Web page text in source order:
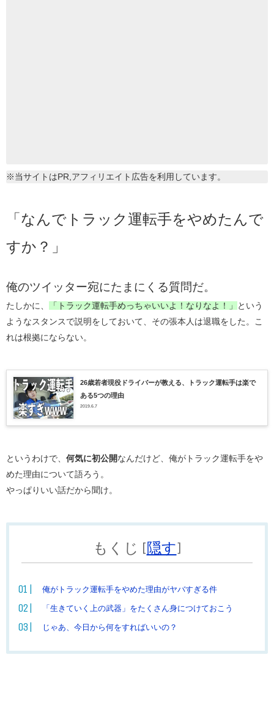
※当サイトはPR,アフィリエイト広告を利用しています。
「なんでトラック運転手をやめたんで
すか？」
俺のツイッター宛にたまにくる質問だ。
たしかに、 「トラック運転手めっちゃいいよ！なりなよ！」
という
ようなスタンスで説明をしておいて、その張本人は退職をした。こ
れは根拠にならない。
26歳若者現役ドライバーが教える、トラック運転手は楽で
ある5つの理由
2019.6.7
というわけで、 何気に初公開 なんだけど、俺がトラック運転手をや
めた理由について語ろう。
やっぱりいい話だから聞け。
もくじ [隠す]
俺がトラック運転手をやめた理由がヤバすぎる件
「生きていく上の武器」をたくさん身につけておこう
じゃあ、今日から何をすればいいの？